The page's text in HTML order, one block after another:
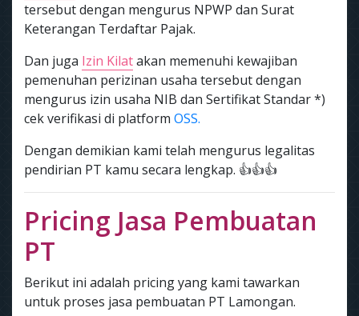
tersebut dengan mengurus NPWP dan Surat
Keterangan Terdaftar Pajak.
Dan juga Izin Kilatakan memenuhi kewajiban
pemenuhan perizinan usaha tersebut dengan
mengurus izin usaha NIB dan Sertifikat Standar *)
cek verifikasi di platform OSS.
Dengan demikian kami telah mengurus legalitas
pendirian PT kamu secara lengkap. 👍👍👍
Pricing Jasa Pembuatan
PT
Berikut ini adalah pricing yang kami tawarkan
untuk proses jasa pembuatan PT Lamongan.